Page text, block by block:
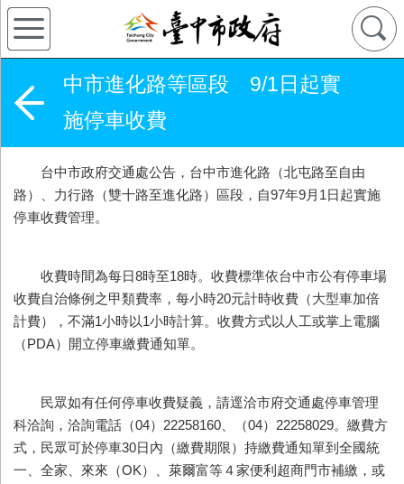
中市進化路等區段 9/1日起實
施停車收費
台中市政府交通處公告，台中市進化路（北屯路至自由
路）、力行路（雙十路至進化路）區段，自97年9月1日起實施
停車收費管理。
收費時間為每日8時至18時。收費標準依台中市公有停車場
收費自治條例之甲類費率，每小時20元計時收費（大型車加倍
計費），不滿1小時以1小時計算。收費方式以人工或掌上電腦
（PDA）開立停車繳費通知單。
民眾如有任何停車收費疑義，請逕洽市府交通處停車管理
科洽詢，洽詢電話（04）22258160、（04）22258029。繳費方
式，民眾可於停車30日內（繳費期限）持繳費通知單到全國統
一、全家、來來（OK）、萊爾富等４家便利超商門市補繳，或